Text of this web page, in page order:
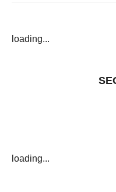
loading...
loading...